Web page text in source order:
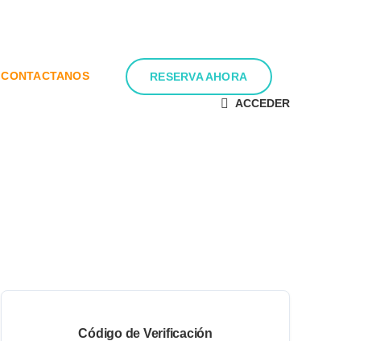
CONTACTANOS RESERVA AHORA
ACCEDER
Código de Verificación